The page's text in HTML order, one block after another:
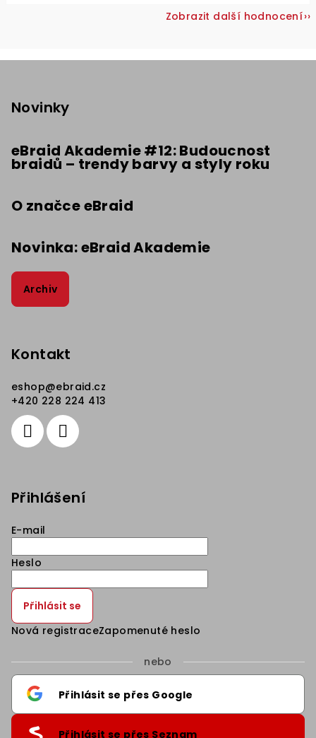
Zobrazit další hodnocení
Novinky
eBraid Akademie #12: Budoucnost
braidů – trendy barvy a styly roku
O značce eBraid
Novinka: eBraid Akademie
Archiv
Kontakt
eshop@ebraid.cz
+420 228 224 413
Přihlášení
E-mail
Heslo
Přihlásit se
Nová registraceZapomenuté heslo
nebo
Přihlásit se přes Google
Přihlásit se přes Seznam